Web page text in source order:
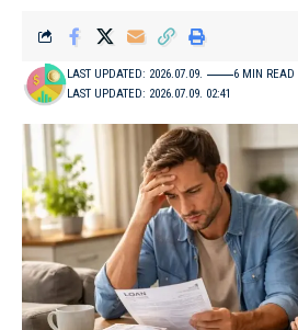
LAST UPDATED: 2026.07.09. 02:41
LAST UPDATED: 2026.07.09. 6 MIN READ